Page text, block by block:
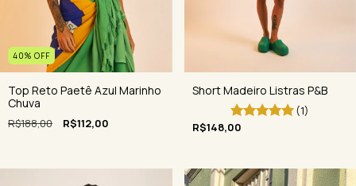
40% OFF
Top Reto Paetê Azul Marinho
Chuva
R$188,00 R$112,00
Short Madeiro Listras P&B
(1)
R$148,00